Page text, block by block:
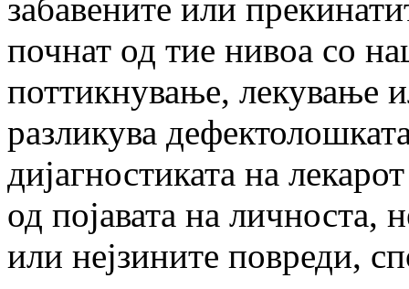
забавените или
почнат од тие нивоа со
поттикнување, лекување
разликува
дијагностиката на
од појавата на личноста,
или нејзините повреди,